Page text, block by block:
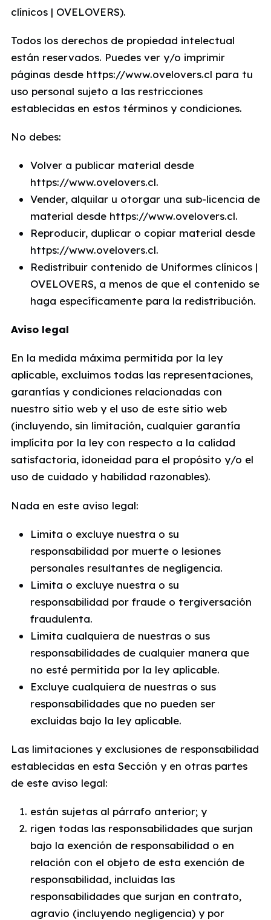
clínicos | OVELOVERS).
Todos los derechos de propiedad intelectual
están reservados. Puedes ver y/o imprimir
páginas desde https://www.ovelovers.cl para tu
uso personal sujeto a las restricciones
establecidas en estos términos y condiciones.
No debes:
Volver a publicar material desde
https://www.ovelovers.cl.
Vender, alquilar u otorgar una sub-licencia de
material desde https://www.ovelovers.cl.
Reproducir, duplicar o copiar material desde
https://www.ovelovers.cl.
Redistribuir contenido de Uniformes clínicos |
OVELOVERS, a menos de que el contenido se
haga específicamente para la redistribución.
Aviso legal
En la medida máxima permitida por la ley
aplicable, excluimos todas las representaciones,
garantías y condiciones relacionadas con
nuestro sitio web y el uso de este sitio web
(incluyendo, sin limitación, cualquier garantía
implícita por la ley con respecto a la calidad
satisfactoria, idoneidad para el propósito y/o el
uso de cuidado y habilidad razonables).
Nada en este aviso legal:
Limita o excluye nuestra o su
responsabilidad por muerte o lesiones
personales resultantes de negligencia.
Limita o excluye nuestra o su
responsabilidad por fraude o tergiversación
fraudulenta.
Limita cualquiera de nuestras o sus
responsabilidades de cualquier manera que
no esté permitida por la ley aplicable.
Excluye cualquiera de nuestras o sus
responsabilidades que no pueden ser
excluidas bajo la ley aplicable.
Las limitaciones y exclusiones de responsabilidad
establecidas en esta Sección y en otras partes
de este aviso legal:
están sujetas al párrafo anterior; y
rigen todas las responsabilidades que surjan
bajo la exención de responsabilidad o en
relación con el objeto de esta exención de
responsabilidad, incluidas las
responsabilidades que surjan en contrato,
agravio (incluyendo negligencia) y por